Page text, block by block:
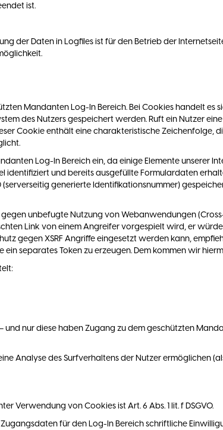
ist.
der Daten in Logfiles ist für den Betrieb der
Mandanten Log-In Bereich. Bei Cookies handelt es
des Nutzers gespeichert werden. Ruft ein Nutzer
Cookie enthält eine charakteristische Zeichenfolge,
Log-In Bereich ein, da einige Elemente unserer
und bereits ausgefüllte Formulardaten
generierte Identifikationsnummer)
unbefugte Nutzung von Webanwendungen
Link von einem Angreifer vorgespielt wird, er
gegen XSRF Angriffe eingesetzt werden kann,
separates Token zu erzeugen. Dem kommen wir
nur diese haben Zugang zu dem geschützten
Analyse des Surfverhaltens der Nutzer ermöglichen
Verwendung von Cookies ist Art. 6 Abs. 1 lit. f DSGVO.
für den Log-In Bereich schriftliche